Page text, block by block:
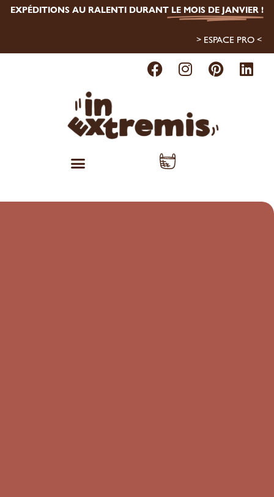
EXPÉDITIONS AU RALENTI DURANT LE MOIS DE JANVIER !
> ESPACE PRO <